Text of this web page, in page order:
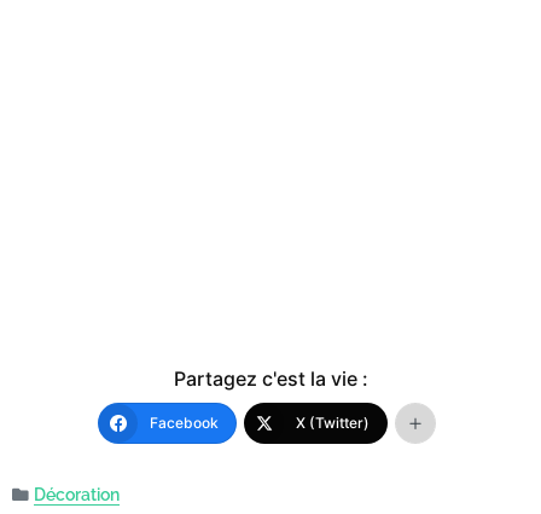
Partagez c'est la vie :
Facebook X (Twitter)
Décoration